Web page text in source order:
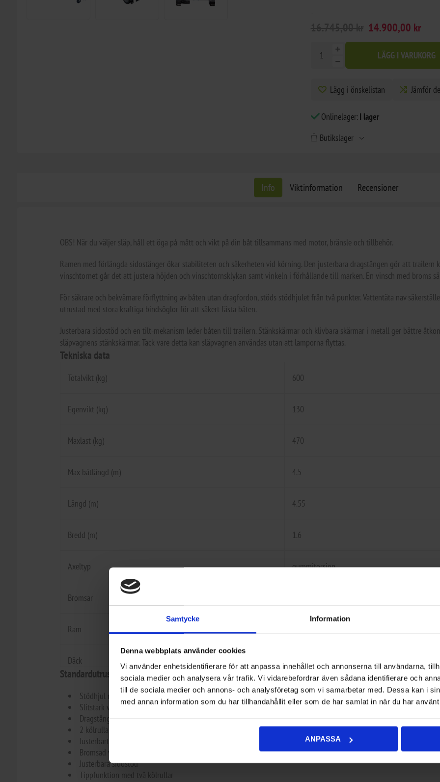
Samtycke Information
Denna webbplats använder cookies
Vi använder enhetsidentifierare för att anpassa innehållet och annonserna till användarna,
sociala medier och analysera vår trafik. Vi vidarebefordrar även sådana identifierare och
till de sociala medier och annons- och analysföretag som vi samarbetar med. Dessa kan i
med annan information som du har tillhandahållit eller som de har samlat in när du har
ANPASSA
14.900,00 kr
LÄGG I VARUKORG
Lägg i önskelistan Jämför
Onlinelager:I lager
Butikslager
Info Viktinformation Recensioner
OBS! När du väljer släp, håll ett öga på mått och vikt på din båt tillsammans med motor, bränsle och tillbehör.
Ramen med förlängda sidostänger ökar stabiliteten och säkerheten vid körning. Den justerbara dragstången gör att trailern
vinschtornet går det att justera höjden och vinschtornsklykan samt vinkeln i förhållande till marken. En vinsch med broms
För säkrare och bekvämare förflyttning av båten utan dragfordon, stöds stödhjulet från två punkter. Vattentäta nav
utrustad med stora kraftiga bindsöglor för att säkert fästa båten.
Justerbara sidostöd och en tilt-mekanism leder båten till trailern. Stänkskärmar och klivbara skärmar i metall ger bättre
släpvagnens stänkskärmar. Tack vare detta kan släpvagnen användas utan att lamporna flyttas.
Tekniska data
Totalvikt (kg) 600
Egenvikt (kg) 130
Maxlast (kg) 470
Маx båtlängd (m) 4.5
Längd (m) 4.55
Bredd (m) 1.6
Axeltyp gummitorsion
Bromsar
Ram
Däck 155 R13 84N 4 x 100 M+S
Standardutrustning
Stödhjul med förstärkt fäste
Slitstark varmförzinkad svetsad ram
Dragstång med justerbar längd
2 kölrullar
Justerbart vinschtorn med vinsch och vinschtornsklyka
Bromsad vinsch
Justerbara sidostöd
Tippfunktion med två kölrullar